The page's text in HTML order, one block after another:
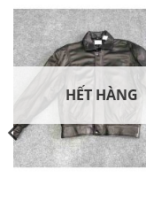
HẾT HÀNG